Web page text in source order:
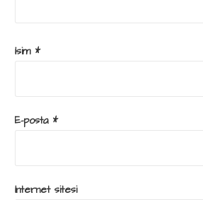
İsim *
E-posta *
İnternet sitesi